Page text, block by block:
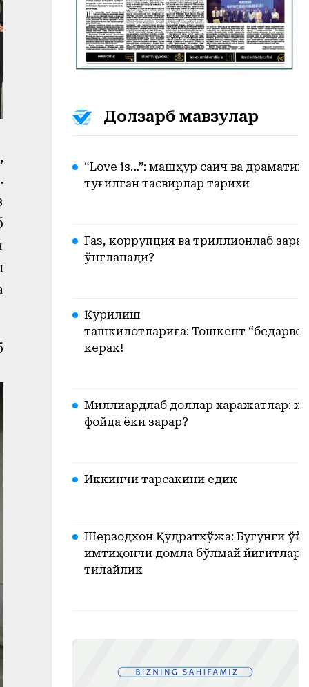
Долзарб мавзулар
“Love is…”: машҳур сақич ва
туғилган тасвирлар тарихи
Газ, коррупция ва триллионлаб
ўнгланади?
Қурилиш
ташкилотларига: Тошкент
керак!
Миллиардлаб доллар харажатлар:
фойда ёки зарар?
Иккинчи тарсакини едик
Шерзодхон Қудратхўжа: Бугунги
имтиҳончи домла бўлмай
тилайлик